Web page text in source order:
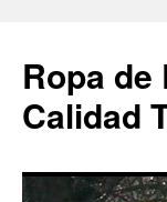
Ropa
Calidad